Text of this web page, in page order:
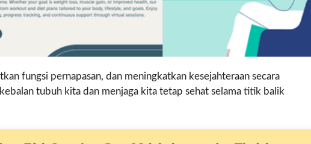
fungsi pernapasan, dan meningkatkan kesejahteraan secara
tubuh kita dan menjaga kita tetap sehat selama titik balik